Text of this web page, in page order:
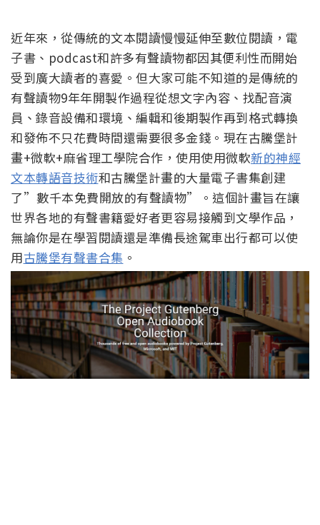
近年來，從傳統的文本閱讀慢慢延伸至數位閱讀，電
子書、podcast和許多有聲讀物都因其便利性而開始
受到廣大讀者的喜愛。但大家可能不知道的是傳統的
有聲讀物9年年開製作過程從想文字內容、找配音演
員、錄音設備和環境、編輯和後期製作再到格式轉換
和發佈不只花費時間還需要很多金錢。現在古騰堡計
畫+微軟+麻省理工學院合作，使用使用微軟新的神經
文本轉語音技術和古騰堡計畫的大量電子書集創建
了”數千本免費開放的有聲讀物”。這個計畫旨在讓
世界各地的有聲書籍愛好者更容易接觸到文學作品，
無論你是在學習閱讀還是準備長途駕車出行都可以使
用古騰堡有聲書合集 。